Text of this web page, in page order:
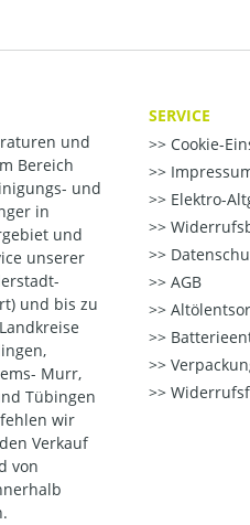
und
Bereich
und
in
und
unserer
und bis zu
Murr,
Tübingen
wir
Verkauf
von
SERVICE
Cookie-
Elektro-
AGB